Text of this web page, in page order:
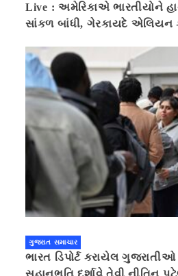
Live : અમેરિકાએ ભારતીયોને
સાંકળ બાંધી, ગેરકાયદે એલિયન
ગુજરાત સમાચાર
ભારત ડિપોર્ટ કરાયેલ
સહાનુભૂતિ દર્શાવે તેવી નીતિન